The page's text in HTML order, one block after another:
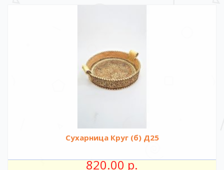
Сухарница Круг (б) Д25
820.00 р.